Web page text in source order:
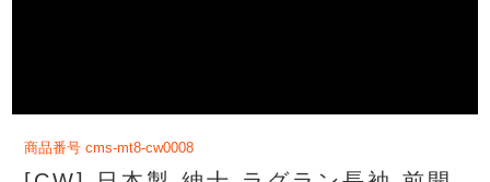
商品番号 cms-mt8-cw0008